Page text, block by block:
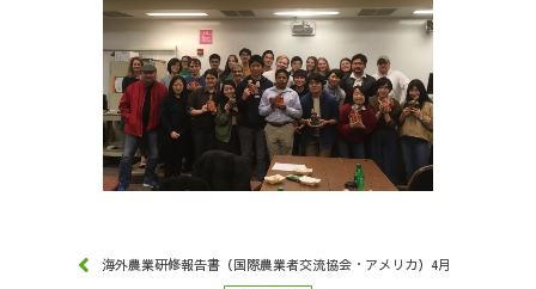
海外農業研修報告書（国際農業者交流協会・アメリカ）4月